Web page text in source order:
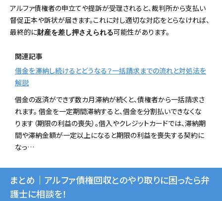
アルファ債権者の申立てや提訴が受理されると、裁判所から支払い
督促正本や訴状が届きます。これに対し適切な対応をとらなければ、
最終的に財産を差し押さえられる可能性があります。
関連記事
借金を滞納し続けるとどうなる？一括請求までの流れと対処法を
解説
借金の返済ができず数カ月滞納が続くと、債権者から一括請求さ
れます。 借金を一定期間滞納すると、借金を分割払いできなくな
ります（期限の利益の喪失）。借入やクレジットカードでは、滞納期
間や滞納金額が一定以上になると期限の利益を喪失する契約に
なっ…
まとめ｜アルファ債権回収とのやり取りに困ったら弁
護士に相談を！